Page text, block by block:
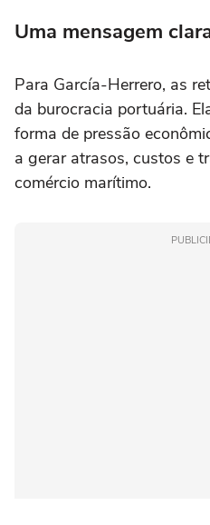
Uma mensagem
Para García-Herrero, as
da burocracia portuária.
forma de pressão
a gerar atrasos, custos e
comércio marítimo.